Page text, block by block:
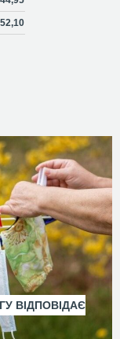
52,10
ВІДПОВІДАЄ